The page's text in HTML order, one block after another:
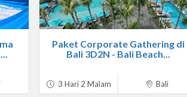
Paket Corporate Gathering di
Bali 3D2N - Bali Beach...
3 Hari 2 Malam Bali